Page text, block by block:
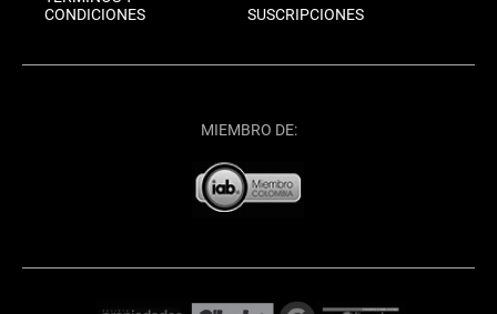
CONDICIONES
SUSCRIPCIONES
MIEMBRO DE: